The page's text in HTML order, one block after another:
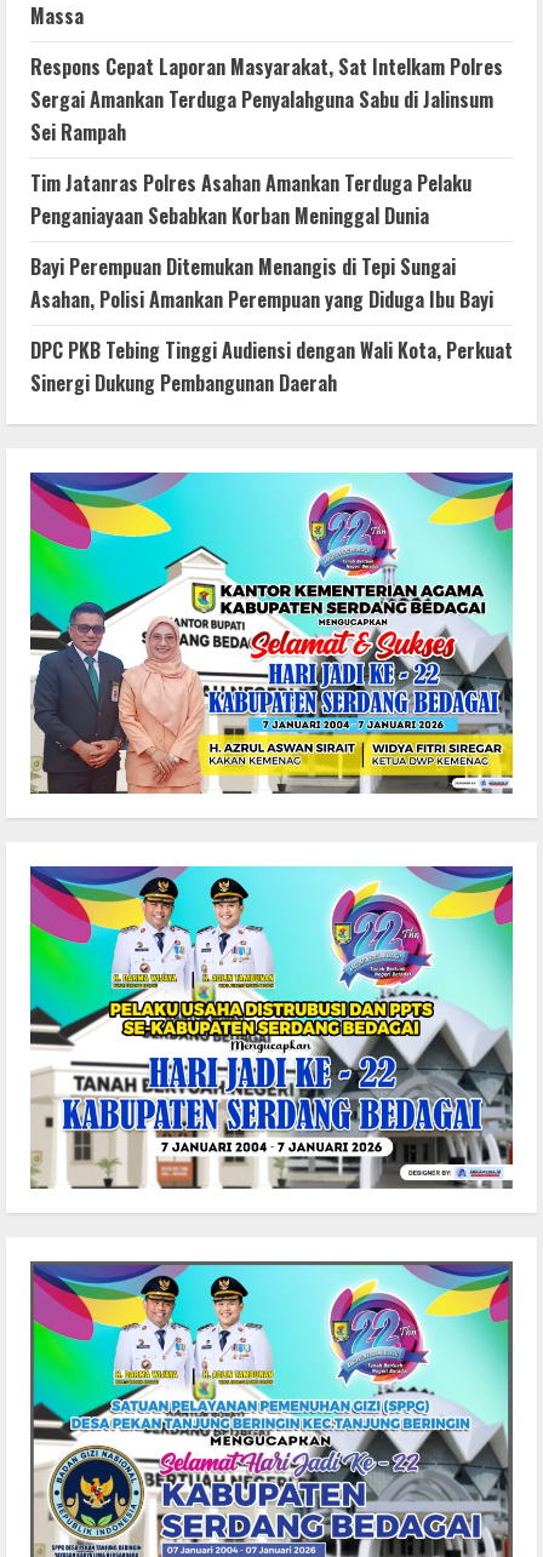
Massa
Respons Cepat Laporan Masyarakat, Sat Intelkam Polres
Sergai Amankan Terduga Penyalahguna Sabu di Jalinsum
Sei Rampah
Tim Jatanras Polres Asahan Amankan Terduga Pelaku
Penganiayaan Sebabkan Korban Meninggal Dunia
Bayi Perempuan Ditemukan Menangis di Tepi Sungai
Asahan, Polisi Amankan Perempuan yang Diduga Ibu Bayi
DPC PKB Tebing Tinggi Audiensi dengan Wali Kota, Perkuat
Sinergi Dukung Pembangunan Daerah